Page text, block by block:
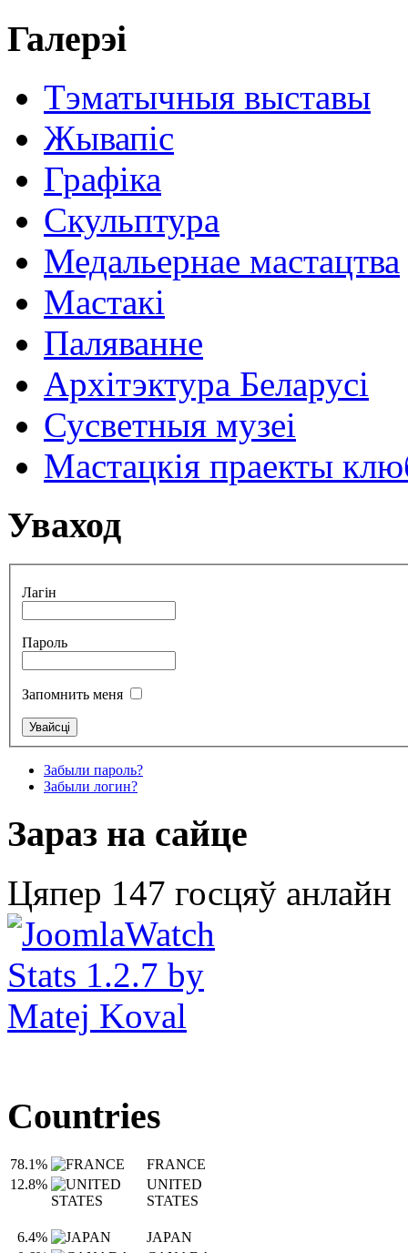
Галерэі
Тэматычныя выставы
Жывапіс
Графіка
Скульптура
Медальернае мастацтва
Мастакі
Паляванне
Архітэктура Беларусі
Сусветныя музеі
Мастацкія праекты
Уваход
Лагін
Пароль
Запомнить меня
Забыли пароль?
Забыли логин?
Зараз на сайце
Цяпер 147 госцяў анлайн
Countries
78.1%
FRANCE
12.8%
UNITED
STATES
6.4%
JAPAN